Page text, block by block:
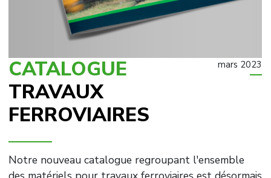
mars 2023
CATALOGUE
TRAVAUX
FERROVIAIRES
Notre nouveau catalogue regroupant l'ensemble